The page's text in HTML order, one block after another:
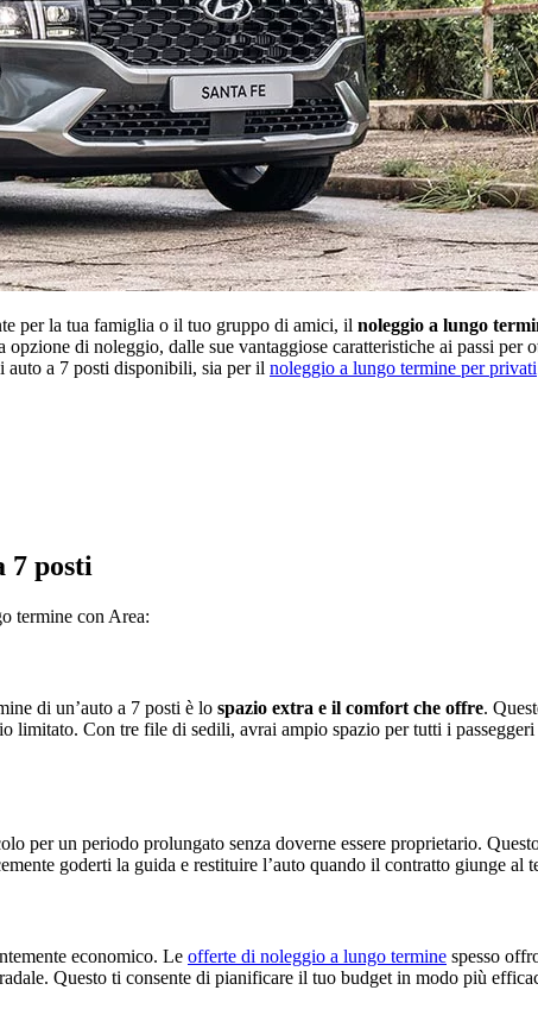
per la tua famiglia o il tuo gruppo di amici, il noleggio a lungo
opzione di noleggio, dalle sue vantaggiose caratteristiche ai passi
auto a 7 posti disponibili, sia per il noleggio a lungo termine per privati
7 posti
termine con Area:
di un’auto a 7 posti è lo spazio extra e il comfort che offre.
limitato. Con tre file di sedili, avrai ampio spazio per tutti i
per un periodo prolungato senza doverne essere proprietario.
goderti la guida e restituire l’auto quando il contratto giunge al
economico. Le offerte di noleggio a lungo termine spesso
Questo ti consente di pianificare il tuo budget in modo più